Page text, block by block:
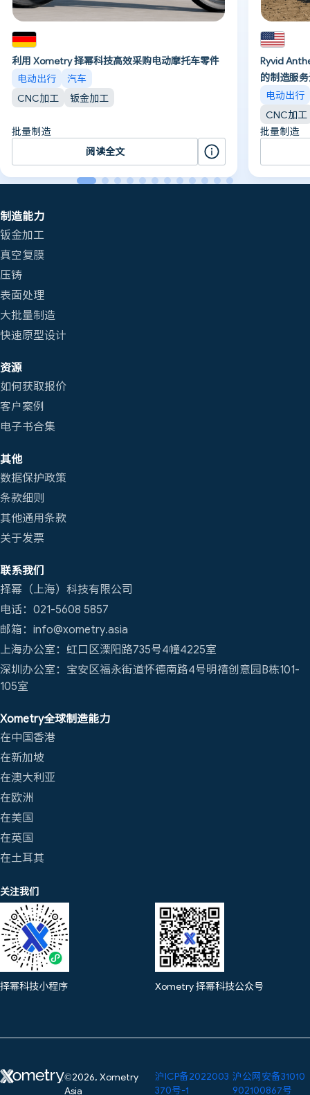
利用 Xometry 择幂科技高效采购电动摩托车零件
电动出行
汽车
CNC加工
钣金加工
批量制造
阅读全文
Ryvid
的制造服
电动出行
CNC加工
批量制造
制造能力
钣金加工
真空复膜
压铸
表面处理
大批量制造
快速原型设计
资源
如何获取报价
客户案例
电子书合集
其他
数据保护政策
条款细则
其他通用条款
关于发票
联系我们
择幂（上海）科技有限公司
电话：021-5608 5857
邮箱：info@xometry.asia
上海办公室：虹口区溧阳路735号4幢4225室
深圳办公室：宝安区福永街道怀德南路4号明禧创意园B栋101-
105室
Xometry全球制造能力
在中国香港
在新加坡
在澳大利亚
在欧洲
在美国
在英国
在土耳其
关注我们
择幂科技小程序 Xometry 择幂科技公众号
©2026, Xometry
Asia
沪ICP备2022003
370号-1
沪公网安备31010
902100867号